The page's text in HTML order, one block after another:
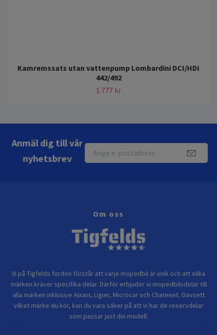
Kamremssats utan vattenpump Lombardini DCI/HDI
442/492
1 777 kr
Anmäl dig till vår
nyhetsbrev
Om oss
Vi på Tigfelds fordon förstår att varje mopedbil är unik och att olika
märken kräver specifika delar. Därför erbjuder vi mopedbilsdelar till
alla märken inklusive Aixam, Ligier, Microcar och Chatenet. Oavsett
vilket märke du kör, kan du vara säker på att vi har de reservdelar
som passar just din modell.